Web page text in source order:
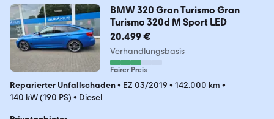
BMW 320 Gran Turismo Gran
Turismo 320d M Sport LED
20.499 €
Verhandlungsbasis
Fairer Preis
Reparierter Unfallschaden• EZ 03/2019 • 142.000 km •
140 kW (190 PS) • Diesel